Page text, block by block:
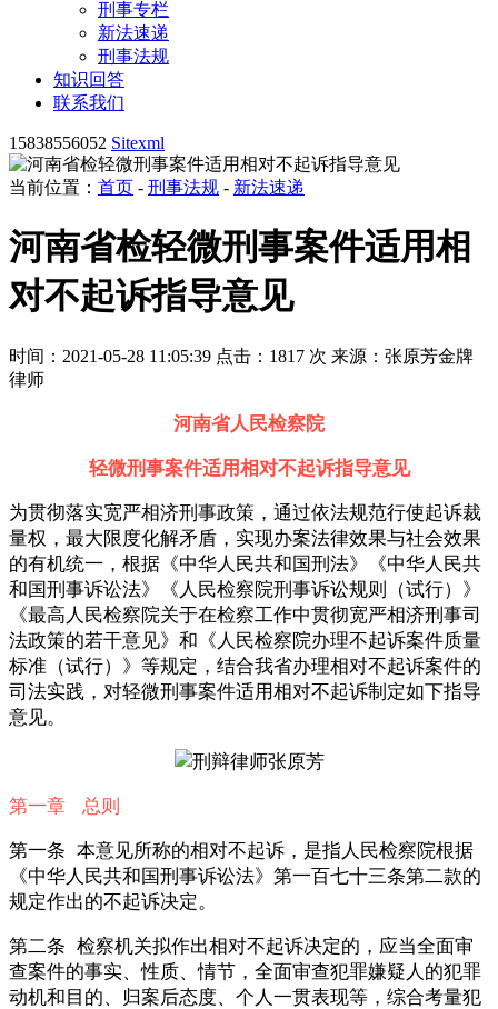
刑事专栏
新法速递
刑事法规
知识回答
联系我们
15838556052 Sitexml
当前位置： 首页 - 刑事法规 - 新法速递
河南省检轻微刑事案件适用相
对不起诉指导意见
时间：2021-05-28 11:05:39 点击：1817 次 来源：张原芳金牌
律师
河南省人民检察院
轻微刑事案件适用相对不起诉指导意见
为贯彻落实宽严相济刑事政策，通过依法规范行使起诉裁
量权，最大限度化解矛盾，实现办案法律效果与社会效果
的有机统一，根据《中华人民共和国刑法》《中华人民共
和国刑事诉讼法》《人民检察院刑事诉讼规则（试行）》
《最高人民检察院关于在检察工作中贯彻宽严相济刑事司
法政策的若干意见》和《人民检察院办理不起诉案件质量
标准（试行）》等规定，结合我省办理相对不起诉案件的
司法实践，对轻微刑事案件适用相对不起诉制定如下指导
意见。
第一章 总则
第一条 本意见所称的相对不起诉，是指人民检察院根据
《中华人民共和国刑事诉讼法》第一百七十三条第二款的
规定作出的不起诉决定。
第二条 检察机关拟作出相对不起诉决定的，应当全面审
查案件的事实、性质、情节，全面审查犯罪嫌疑人的犯罪
动机和目的、归案后态度、个人一贯表现等，综合考量犯